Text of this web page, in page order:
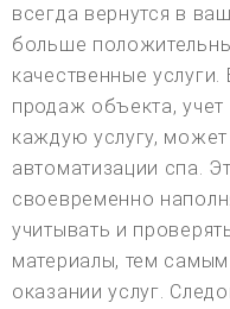
всегда вернутся в
больше
качественные услуги.
продаж объекта,
каждую услугу,
автоматизации спа.
своевременно
учитывать и
материалы, тем
оказании услуг.